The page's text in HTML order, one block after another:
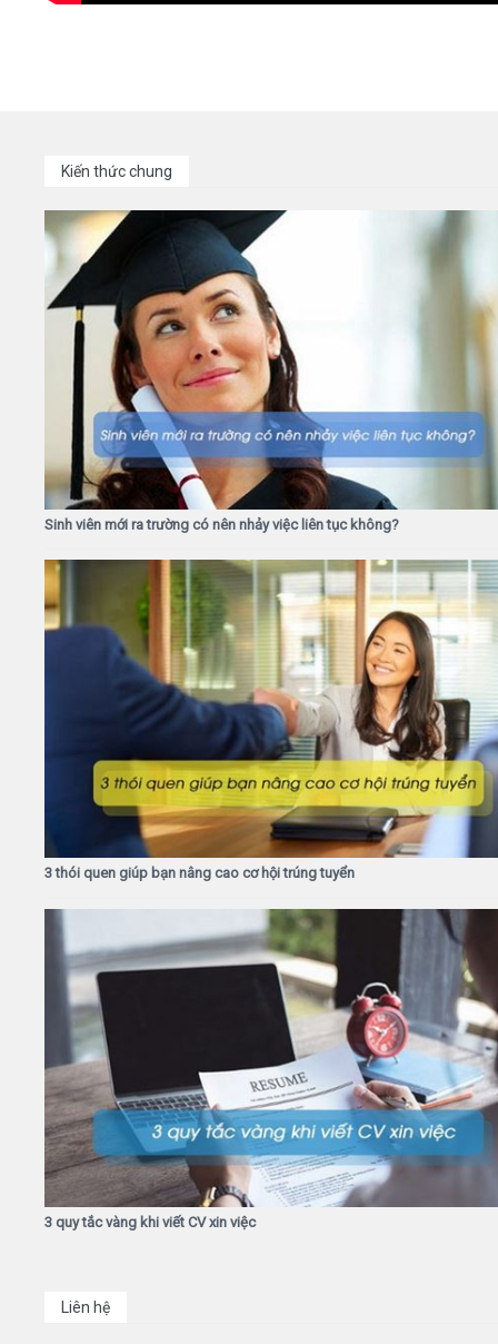
Kiến thức chung
Sinh viên mới ra trường có nên nhảy việc liên tục không?
3 thói quen giúp bạn nâng cao cơ hội trúng tuyển
3 quy tắc vàng khi viết CV xin việc
Liên hệ